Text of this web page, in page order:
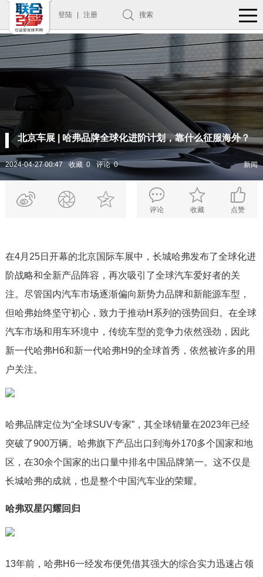
登陆 注册 搜索
北京车展 | 哈弗品牌全球化进阶计划，靠什么征服海外？
2024-04-27 00:47 收藏 0 评论 0 新闻
评论 收藏 点赞
在4月25日开幕的北京国际车展中，长城哈弗发布了全球化进
阶战略和全新产品阵容，再次吸引了全球汽车爱好者的关
注。尽管国内汽车市场逐渐偏向新势力品牌和新能源车型，
但哈弗始终坚守初心，致力于推动H系列的强势回归。在全球
汽车市场和用车环境中，传统车型的竞争力依然强劲，因此
新一代哈弗H6和新一代哈弗H9的全球首秀，依然被许多的用
户关注。
哈弗品牌定位为“全球SUV专家”，其全球销量在2023年已经
突破了900万辆。哈弗旗下产品出口到海外170多个国家和地
区，在30余个国家的出口量中排名中国品牌第一。这不仅是
长城哈弗的成就，也是整个中国汽车业的荣耀。
哈弗双星闪耀回归
13年前，哈弗H6一经发布便凭借其强大的综合实力迅速占领